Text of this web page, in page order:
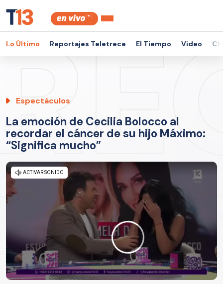
Lo Último Reportajes Teletrece El Tiempo Video
Espectáculos
La emoción de Cecilia Bolocco al
recordar el cáncer de su hijo Máximo:
“Significa mucho”